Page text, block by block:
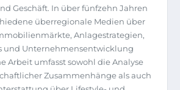
Geschäft. In über fünfzehn Jahren
überregionale Medien über
Anlagestrategien,
und Unternehmensentwicklung
Arbeit umfasst sowohl die Analyse
Zusammenhänge als auch